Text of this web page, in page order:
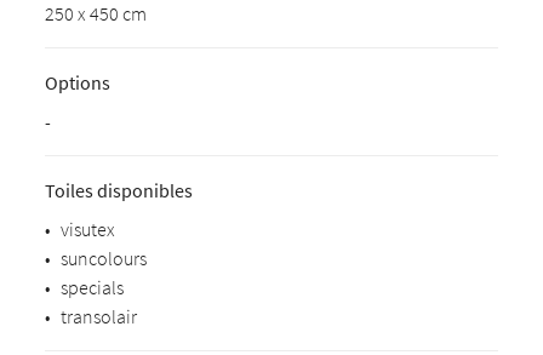
250 x 450 cm
Options
-
Toiles disponibles
• visutex
• suncolours
• specials
• transolair